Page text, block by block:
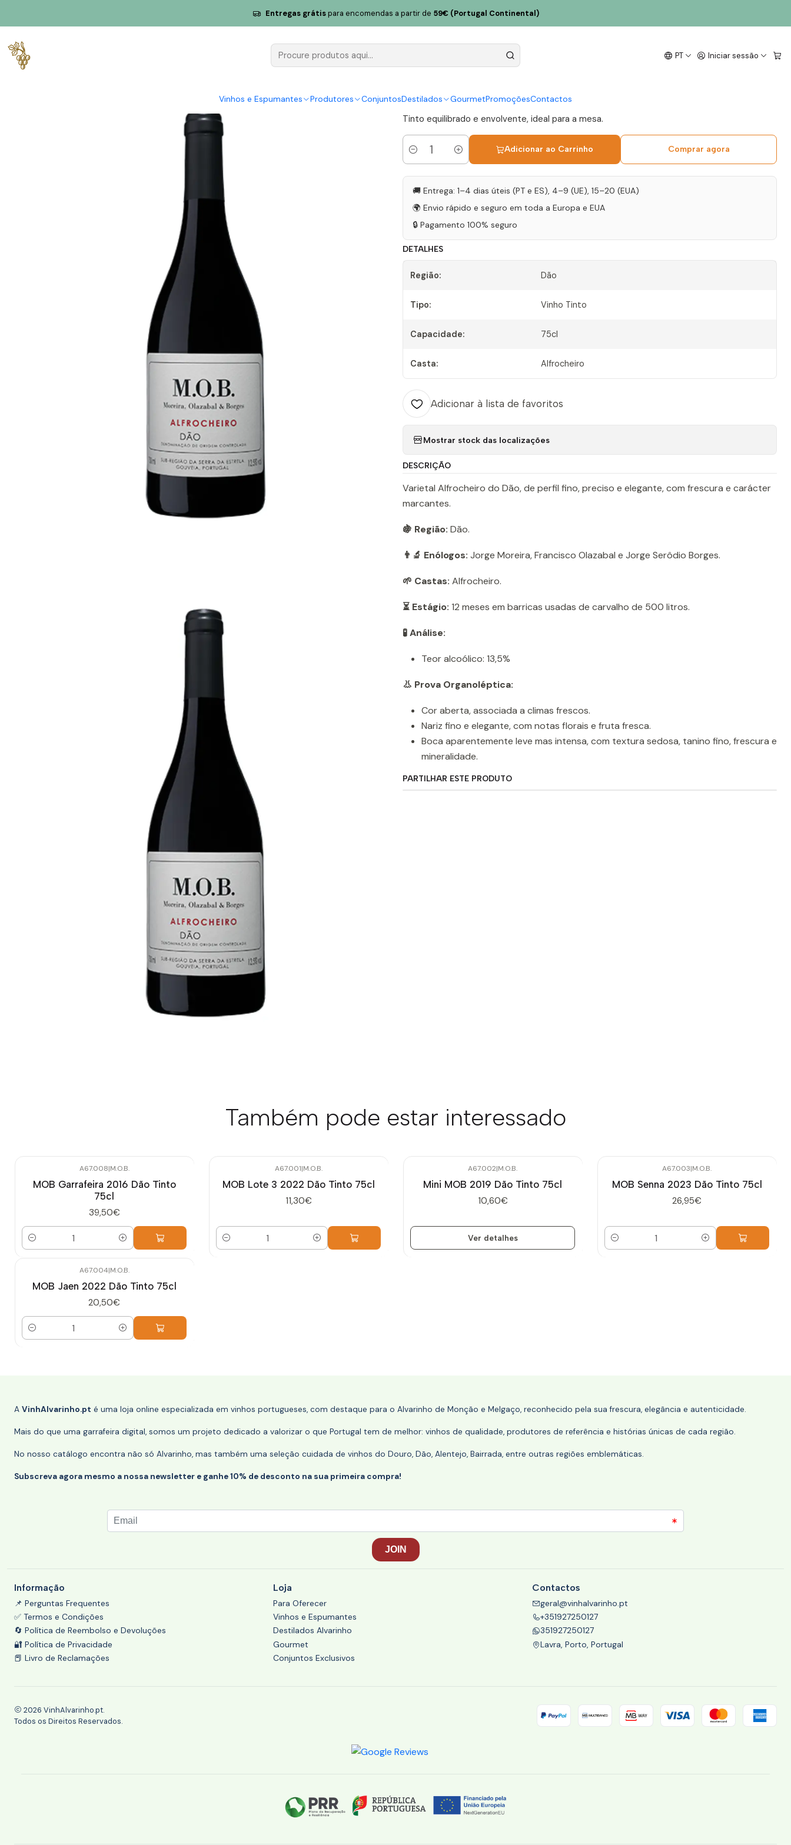
PT Iniciar sessão
Vinhos e Espumantes Produtores ConjuntosDestilados GourmetPromoçõesContactos
Entregas grátispara encomendas a partir de 59€ (Portugal Continental)
MOB Alfrocheiro 2021 Dão Tinto 75cl
MOB Alfrocheiro 2021 Dão Tinto
|
Tinto equilibrado e envolvente, ideal para a mesa.
Quantidade
Adicionar ao Carrinho Comprar agora
🚚 Entrega: 1–4 dias úteis (PT e ES), 4–9 (UE), 15–20 (EUA)
🌍 Envio rápido e seguro em toda a Europa e EUA
🔒 Pagamento 100% seguro
DETALHES
Região: Dão
Tipo: Vinho Tinto
Capacidade: 75cl
Casta: Alfrocheiro
Adicionar à lista de favoritos
Mostrar stock das localizações
DESCRIÇÃO
Varietal Alfrocheiro do Dão, de perfil fino, preciso e elegante, com frescura e carácter
marcantes.
🍇 Região: Dão.
👨‍🔬 Enólogos: Jorge Moreira, Francisco Olazabal e Jorge Serôdio Borges.
🌱 Castas: Alfrocheiro.
⏳ Estágio: 12 meses em barricas usadas de carvalho de 500 litros.
🧪 Análise:
Teor alcoólico: 13,5%
👃 Prova Organoléptica:
Cor aberta, associada a climas frescos.
Nariz fino e elegante, com notas florais e fruta fresca.
Boca aparentemente leve mas intensa, com textura sedosa, tanino fino, frescura e
mineralidade.
PARTILHAR ESTE PRODUTO
Também pode estar interessado
A67.008|M.O.B.
MOB Garrafeira 2016 Dão Tinto
75cl
39,50€
Quantidade
A67.001|M.O.B.
MOB Lote 3 2022 Dão Tinto 75cl
11,30€
Quantidade
A67.002|M.O.B.
Mini MOB 2019 Dão Tinto 75cl
10,60€
Ver detalhes
A67.003|M.O.B.
MOB Senna 2023 Dão Tinto 75cl
26,95€
Quantidade
A67.004|M.O.B.
MOB Jaen 2022 Dão Tinto 75cl
20,50€
Quantidade
A VinhAlvarinho.pt é uma loja online especializada em vinhos portugueses, com destaque para o Alvarinho de Monção e Melgaço, reconhecido pela sua frescura, elegância e autenticidade.
Mais do que uma garrafeira digital, somos um projeto dedicado a valorizar o que Portugal tem de melhor: vinhos de qualidade, produtores de referência e histórias únicas de cada região.
No nosso catálogo encontra não só Alvarinho, mas também uma seleção cuidada de vinhos do Douro, Dão, Alentejo, Bairrada, entre outras regiões emblemáticas.
Subscreva agora mesmo a nossa newsletter e ganhe 10% de desconto na sua primeira compra!
Informação
📌 Perguntas Frequentes
✅ Termos e Condições
🔄 Política de Reembolso e Devoluções
🔐 Política de Privacidade
📕 Livro de Reclamações
Loja
Para Oferecer
Vinhos e Espumantes
Destilados Alvarinho
Gourmet
Conjuntos Exclusivos
Contactos
geral@vinhalvarinho.pt
+351927250127
351927250127
Lavra, Porto, Portugal
2026 VinhAlvarinho.pt.
Todos os Direitos Reservados.